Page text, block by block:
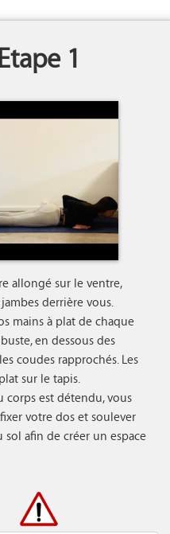
1
allongé sur le ventre,
derrière vous.
mains à plat de chaque
en dessous des
coudes rapprochés. Les
sur le tapis.
corps est détendu, vous
votre dos et soulever
sol afin de créer un espace